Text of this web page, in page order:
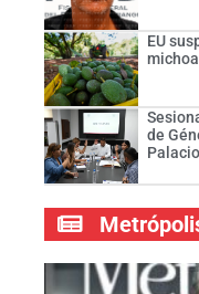
EU
de
Palacio